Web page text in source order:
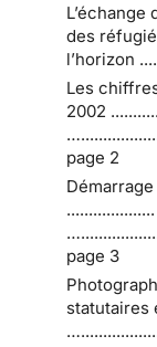
des
l’horizon
Les
2002
page 2
....................
page 3
statutaires